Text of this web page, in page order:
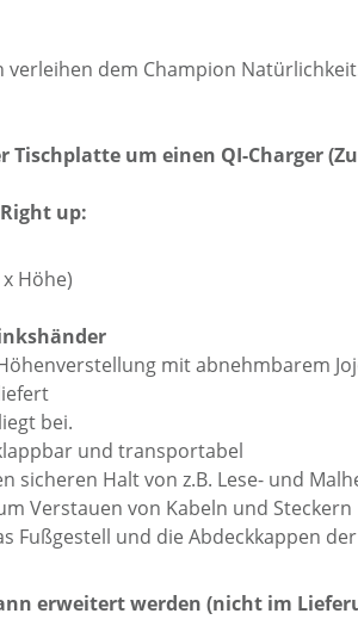
verleihen dem Champion
um einen QI-Charger
up:
Höhe)
mit abnehmbarem
bei.
und transportabel
sicheren Halt von z.B. Lese- und
Verstauen von Kabeln und Steckern
Fußgestell und die Abdeckkappen
erweitert werden (nicht im